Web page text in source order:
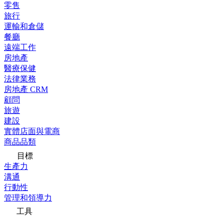
零售
旅行
運輸和倉儲
餐廳
遠端工作
房地產
醫療保健
法律業務
房地產 CRM
顧問
旅遊
建設
實體店面與電商
商品品類
目標
生產力
溝通
行動性
管理和領導力
工具